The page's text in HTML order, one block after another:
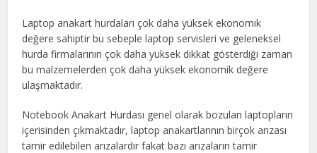
Laptop anakart hurdaları çok daha yüksek ekonomik
değere sahiptir bu sebeple laptop servisleri ve geleneksel
hurda firmalarının çok daha yüksek dikkat gösterdiği zaman
bu malzemelerden çok daha yüksek ekonomik değere
ulaşmaktadır.
Notebook Anakart Hurdası genel olarak bozulan laptopların
içerisinden çıkmaktadır, laptop anakartlarının birçok arızası
tamir edilebilen arızalardır fakat bazı arızaların tamir